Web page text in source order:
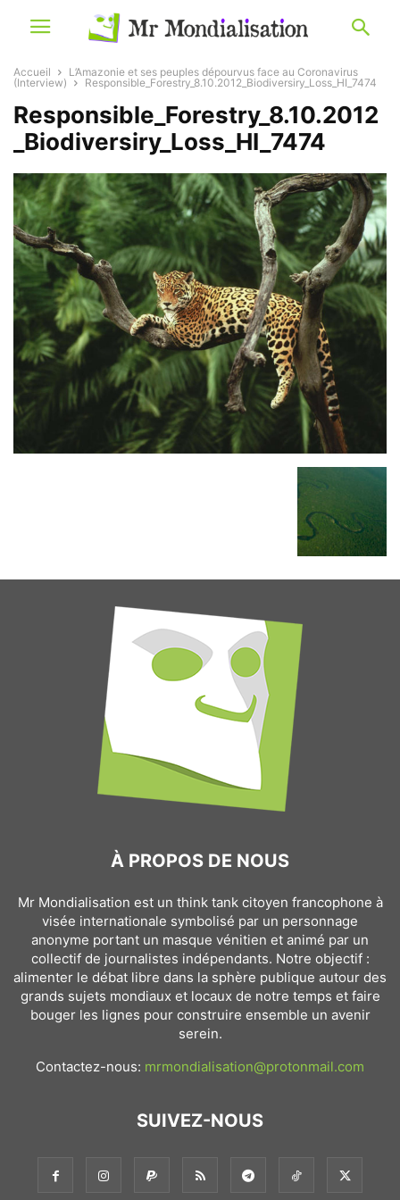
Accueil
L’Amazonie et ses peuples dépourvus face au Coronavirus
(Interview)
Responsible_Forestry_8.10.2012_Biodiversiry_Loss_HI_7474
Responsible_Forestry_8.10.2012
_Biodiversiry_Loss_HI_7474
À PROPOS DE NOUS
Mr Mondialisation est un think tank citoyen francophone à
visée internationale symbolisé par un personnage
anonyme portant un masque vénitien et animé par un
collectif de journalistes indépendants. Notre objectif :
alimenter le débat libre dans la sphère publique autour des
grands sujets mondiaux et locaux de notre temps et faire
bouger les lignes pour construire ensemble un avenir
serein.
Contactez-nous: mrmondialisation@protonmail.com
SUIVEZ-NOUS